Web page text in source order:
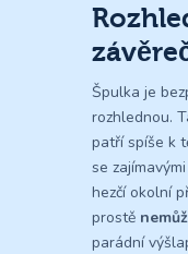
Špulka je
rozhlednou.
patří spíše k
se
hezčí okolní
prostě
parádní